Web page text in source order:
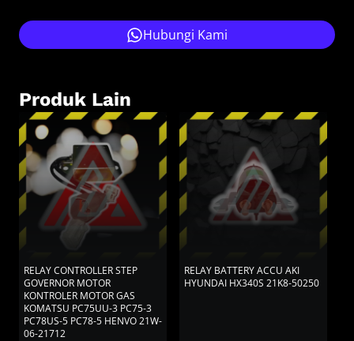
Hubungi Kami
Produk Lain
RELAY CONTROLLER STEP
GOVERNOR MOTOR
KONTROLER MOTOR GAS
KOMATSU PC75UU-3 PC75-3
PC78US-5 PC78-5 HENVO 21W-
06-21712
RELAY BATTERY ACCU AKI
HYUNDAI HX340S 21K8-50250